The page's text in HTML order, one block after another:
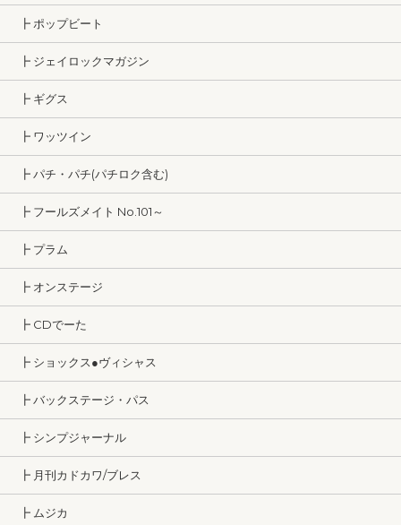
┣ ポップビート
┣ ジェイロックマガジン
┣ ギグス
┣ ワッツイン
┣ パチ・パチ(パチロク含む)
┣ フールズメイト No.101～
┣ プラム
┣ オンステージ
┣ CDでーた
┣ ショックス●ヴィシャス
┣ バックステージ・パス
┣ シンプジャーナル
┣ 月刊カドカワ/ブレス
┣ ムジカ